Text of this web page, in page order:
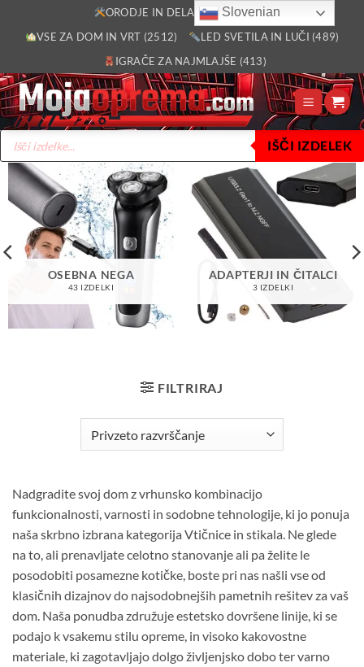
ORODJE IN DELAVNICA (2805)
VSE ZA DOM IN VRT (2512)
LED SVETILA IN LUČI (489)
IGRAČE ZA NAJMLAJŠE (413)
Products
search
IŠČI IZDELEK
OSEBNA NEGA
43 IZDELKI
ADAPTERJI IN ČITALCI
3 IZDELKI
FILTRIRAJ
Nadgradite svoj dom z vrhunsko kombinacijo
funkcionalnosti, varnosti in sodobne tehnologije, ki jo ponuja
naša skrbno izbrana kategorija Vtičnice in stikala. Ne glede
na to, ali prenavljate celotno stanovanje ali pa želite le
posodobiti posamezne kotičke, boste pri nas našli vse od
klasičnih dizajnov do najsodobnejših pametnih rešitev za vaš
dom. Naša ponudba združuje estetsko dovršene linije, ki se
podajo k vsakemu stilu opreme, in visoko kakovostne
materiale, ki zagotavljajo dolgo življenjsko dobo ter varno
Slovenian